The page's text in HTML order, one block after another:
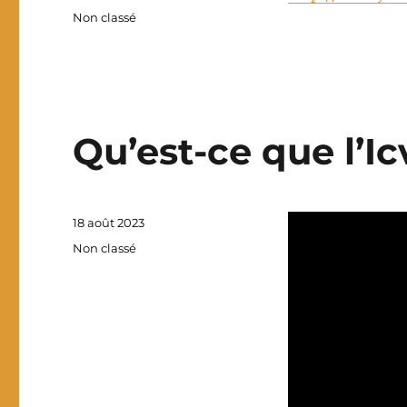
le
Catégories
Non classé
Qu’est-ce que
Publié
le
18 août 2023
Catégories
Non classé